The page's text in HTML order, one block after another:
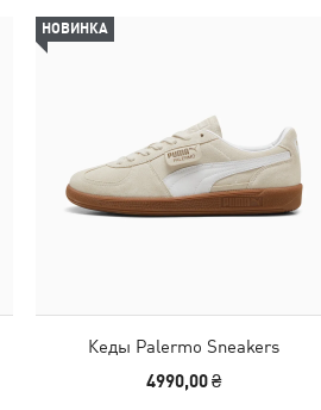
НОВИНКА
Кеды Palermo Sneakers
4990,00 ₴